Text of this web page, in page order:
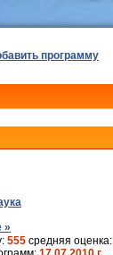
программу
»
555 средняя оценка: